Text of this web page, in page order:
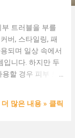
트러블을 부를
버, 스타일링, 패
되며 일상 속에서
입니다. 하지만 두
할 경우 피부 트
적됨 🚫 내피(가
더 많은 내용 » 클릭